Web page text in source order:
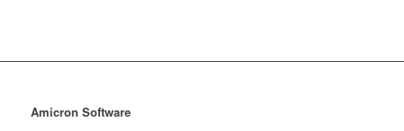
Amicron Software